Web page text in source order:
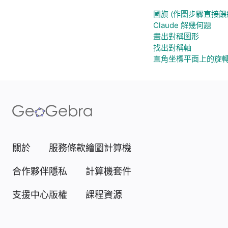
國旗 (作圖步驟直接
Claude 解幾何題
畫出對稱圖形
找出對稱軸
直角坐標平面上的旋
關於
合作夥伴
支援中心
服務條款
隱私
版權
繪圖計算機
計算機套件
課程資源